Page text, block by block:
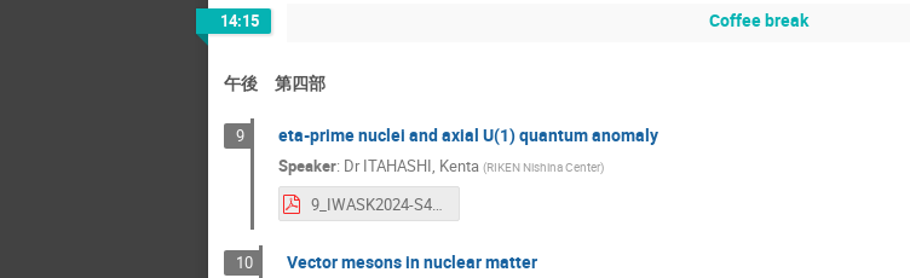
14:15 Coffee break
午後 第四部
9 eta-prime nuclei and axial U(1) quantum anomaly
Speaker: Dr ITAHASHI, Kenta (RIKEN Nishina Center)
9_IWASK2024-S490_itahashi.pdf
10 Vector mesons in nuclear matter